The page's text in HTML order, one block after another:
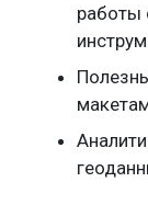
работы